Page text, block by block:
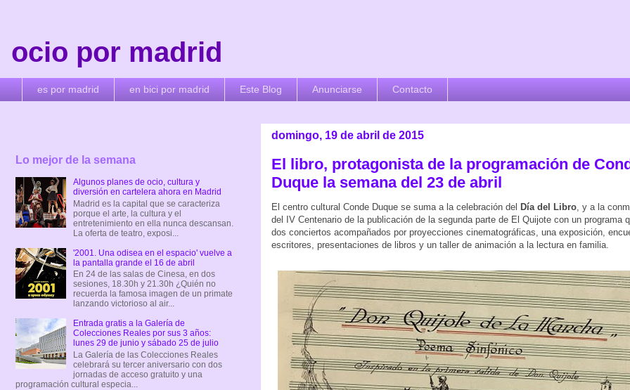
ocio por madrid
es por madrid en bici por madrid Este Blog Anunciarse Contacto
domingo, 19 de abril de 2015
El libro, protagonista de la programación de
Duque la semana del 23 de abril
El centro cultural Conde Duque se suma a la celebración del Día del Libro , y a la
del IV Centenario de la publicación de la segunda parte de El Quijote con un programa
dos conciertos acompañados por proyecciones cinematográficas, una exposición,
escritores, presentaciones de libros y un taller de animación a la lectura en familia.
Lo mejor de la semana
Algunos planes de ocio, cultura y
diversión en cartelera ahora en Madrid
Madrid es la capital que se caracteriza
porque el arte, la cultura y el
entretenimiento en ella nunca descansan.
La oferta de teatro, exposi...
'2001. Una odisea en el espacio' vuelve a
la pantalla grande el 16 de abril
En 24 de las salas de Cinesa, en dos
sesiones, 18.30h y 21.30h ¿Quién no
recuerda la famosa imagen de un primate
lanzando victorioso al air...
Entrada gratis a la Galería de
Colecciones Reales por sus 3 años:
lunes 29 de junio y sábado 25 de julio
La Galería de las Colecciones Reales
celebrará su tercer aniversario con dos
jornadas de acceso gratuito y una
programación cultural especia...